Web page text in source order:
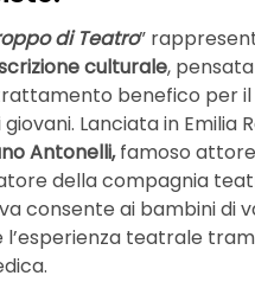
di Teatro”
culturale,
benefico per il
Lanciata in Emilia
Antonelli,famoso
della compagnia
consente ai bambini di
l’esperienza teatrale